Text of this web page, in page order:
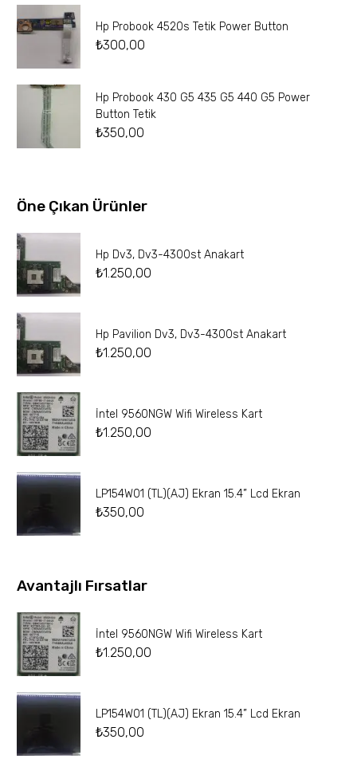
Hp Probook 4520s Tetik Power Button
₺300,00
Hp Probook 430 G5 435 G5 440 G5 Power
Button Tetik
₺350,00
Öne Çıkan Ürünler
Hp Dv3, Dv3-4300st Anakart
₺1.250,00
Hp Pavilion Dv3, Dv3-4300st Anakart
₺1.250,00
İntel 9560NGW Wifi Wireless Kart
₺1.250,00
LP154W01 (TL)(AJ) Ekran 15.4” Lcd Ekran
₺350,00
Avantajlı Fırsatlar
İntel 9560NGW Wifi Wireless Kart
₺1.250,00
LP154W01 (TL)(AJ) Ekran 15.4” Lcd Ekran
₺350,00